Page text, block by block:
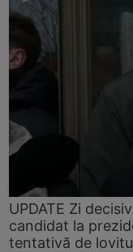
UPDATE Zi
candidat la
tentativă de